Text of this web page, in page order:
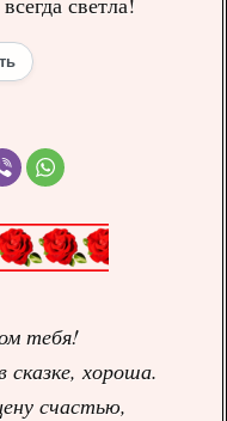
тебя!
хороша.
счастью,